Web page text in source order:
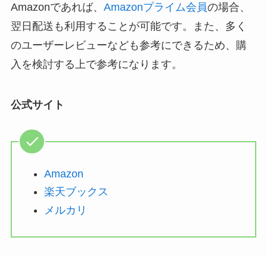
Amazonであれば、 Amazonプライム会員の場合、
翌日配送も利用することが可能です。また、多く
のユーザーレビューなども参考にできるため、購
入を検討する上で参考になります。
公式サイト
Amazon
楽天ブックス
メルカリ